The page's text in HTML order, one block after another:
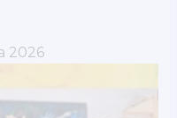
2026